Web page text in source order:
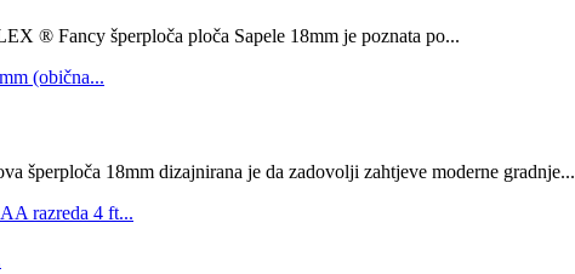
® Fancy šperploča ploča Sapele 18mm je poznata po...
šperploča 18mm dizajnirana je da zadovolji zahtjeve moderne gradnje...